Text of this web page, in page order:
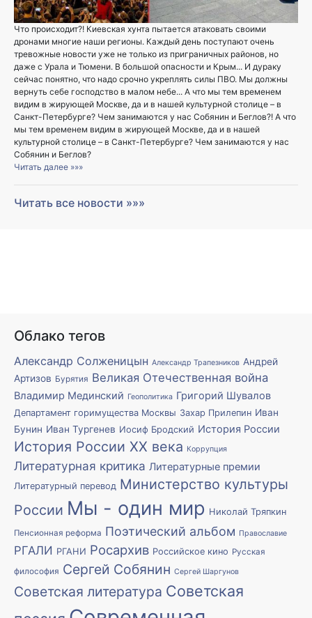
Что происходит?! Киевская хунта пытается атаковать своими
дронами многие наши регионы. Каждый день поступают очень
тревожные новости уже не только из приграничных районов, но
даже с Урала и Тюмени. В большой опасности и Крым... И дураку
сейчас понятно, что надо срочно укреплять силы ПВО. Мы должны
вернуть себе господство в малом небе... А что мы тем временем
видим в жирующей Москве, да и в нашей культурной столице – в
Санкт-Петербурге? Чем занимаются у нас Собянин и Беглов?! А что
мы тем временем видим в жирующей Москве, да и в нашей
культурной столице – в Санкт-Петербурге? Чем занимаются у нас
Собянин и Беглов?
Читать далее »»»
Читать все новости »»»
Облако тегов
Александр Солженицын Александр Трапезников Андрей
Артизов Бурятия Великая Отечественная война
Владимир Мединский Геополитика Григорий Шувалов
Департамент горимущества Москвы Захар Прилепин Иван
Бунин Иван Тургенев Иосиф Бродский История России
История России XX века Коррупция
Литературная критика Литературные премии
Литературный перевод Министерство культуры
России Мы - один мир Николай Тряпкин
Пенсионная реформа Поэтический альбом Православие
РГАЛИ РГАНИ Росархив Российское кино Русская
философия Сергей Собянин Сергей Шаргунов
Советская литература Советская